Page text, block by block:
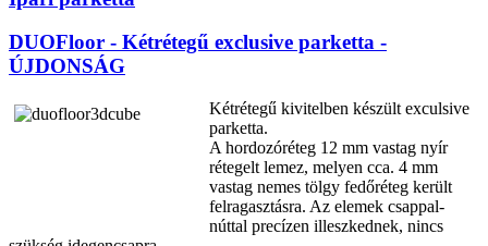
DUOFloor - Kétrétegű exclusive parketta -
ÚJDONSÁG
Kétrétegű kivitelben készült exculsive
parketta.
A hordozóréteg 12 mm vastag nyír
rétegelt lemez, melyen cca. 4 mm
vastag nemes tölgy fedőréteg került
felragasztásra. Az elemek csappal-
núttal precízen illeszkednek, nincs